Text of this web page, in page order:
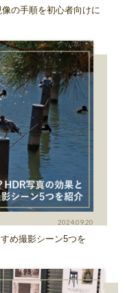
の手順を初心者向けに
2024.09.20
め撮影シーン5つを